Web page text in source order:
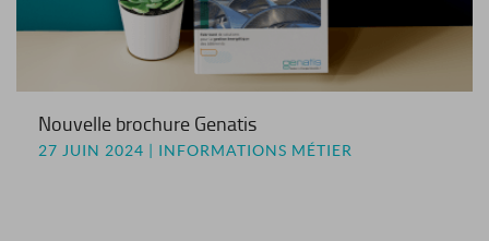
Nouvelle brochure Genatis
27 JUIN 2024 | INFORMATIONS MÉTIER